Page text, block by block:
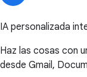
IA personalizada
Haz las cosas con
desde Gmail,